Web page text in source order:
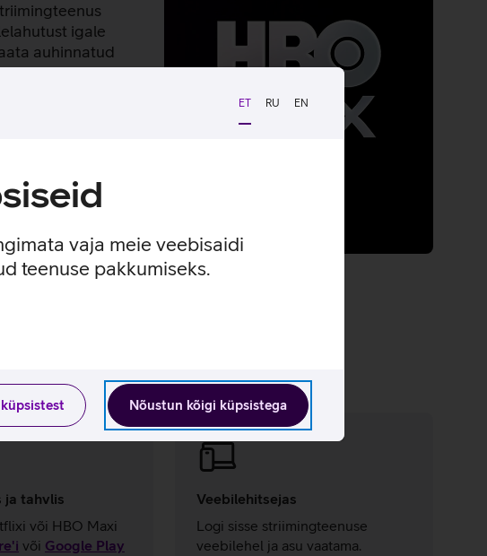
ET RU EN
vaja meie veebisaidi
teenuse pakkumiseks.
Nõustun kõigi küpsistega
igale
auhinnatud
ja tahvlis
või HBO Maxi
või Google Play
Veebilehitsejas
Logi sisse striimingteenuse
veebilehel ja asu vaatama.